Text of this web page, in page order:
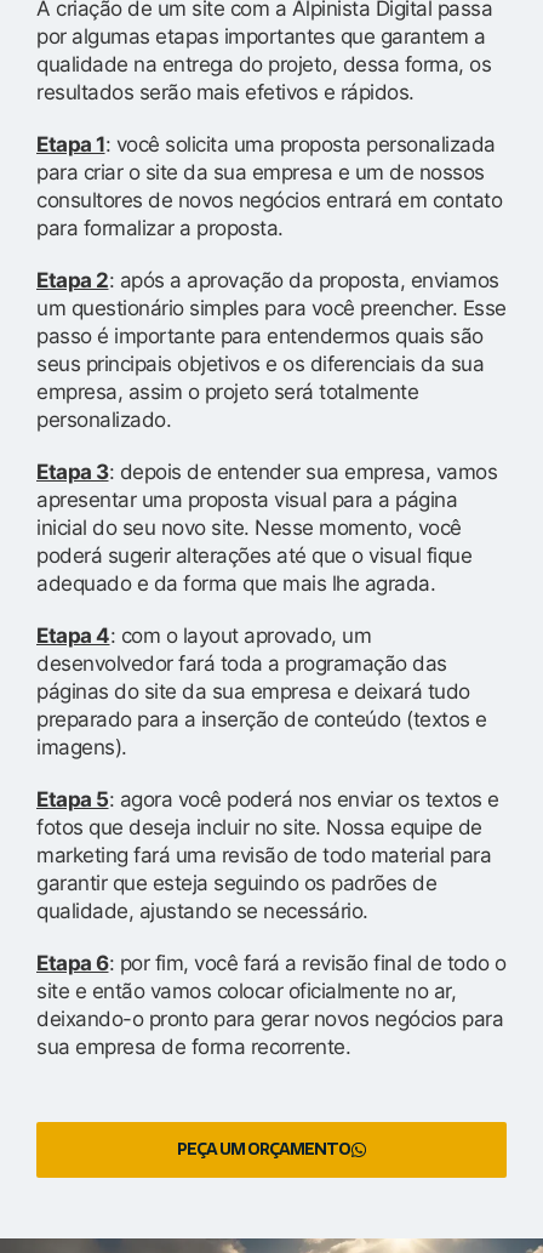
A criação de um site com a Alpinista Digital passa
por algumas etapas importantes que garantem a
qualidade na entrega do projeto, dessa forma, os
resultados serão mais efetivos e rápidos.
Etapa 1: você solicita uma proposta personalizada
para criar o site da sua empresa e um de nossos
consultores de novos negócios entrará em contato
para formalizar a proposta.
Etapa 2: após a aprovação da proposta, enviamos
um questionário simples para você preencher. Esse
passo é importante para entendermos quais são
seus principais objetivos e os diferenciais da sua
empresa, assim o projeto será totalmente
personalizado.
Etapa 3: depois de entender sua empresa, vamos
apresentar uma proposta visual para a página
inicial do seu novo site. Nesse momento, você
poderá sugerir alterações até que o visual fique
adequado e da forma que mais lhe agrada.
Etapa 4: com o layout aprovado, um
desenvolvedor fará toda a programação das
páginas do site da sua empresa e deixará tudo
preparado para a inserção de conteúdo (textos e
imagens).
Etapa 5: agora você poderá nos enviar os textos e
fotos que deseja incluir no site. Nossa equipe de
marketing fará uma revisão de todo material para
garantir que esteja seguindo os padrões de
qualidade, ajustando se necessário.
Etapa 6: por fim, você fará a revisão final de todo o
site e então vamos colocar oficialmente no ar,
deixando-o pronto para gerar novos negócios para
sua empresa de forma recorrente.
PEÇA UM ORÇAMENTO